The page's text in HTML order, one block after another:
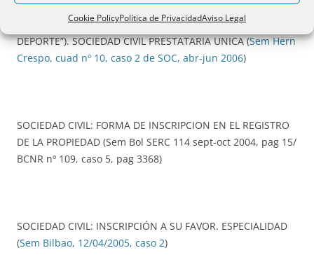
Cookie PolicyPolítica de PrivacidadAviso Legal
POR UNA SOCIEDAD CIVIL, CUYO OBJETO SE TRANSCRIBE
(“LA EXPLOTACIÓN DE NEGOCIOS RELACIONADOS CON EL
DEPORTE”). SOCIEDAD CIVIL PRESTATARIA UNICA (Sem Hern
Crespo, cuad nº 10, caso 2 de SOC, abr-jun 2006)
SOCIEDAD CIVIL: FORMA DE INSCRIPCION EN EL REGISTRO
DE LA PROPIEDAD (Sem Bol SERC 114 sept-oct 2004, pag 15/
BCNR nº 109, caso 5, pag 3368)
SOCIEDAD CIVIL: INSCRIPCIÓN A SU FAVOR. ESPECIALIDAD
(Sem Bilbao, 12/04/2005, caso 2)